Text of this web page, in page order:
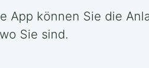
App können Sie die
Sie sind.